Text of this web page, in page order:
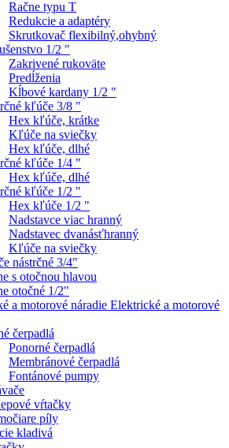
Račne typu T
Redukcie a adaptéry
Skrutkovač flexibilný,ohybný
1/2 "
Zakrivené rukoväte
Predĺženia
Kĺbové kardany 1/2 "
kľúče 3/8 "
Hex kľúče, krátke
Kľúče na sviečky
Hex kľúče, dlhé
kľúče 1/4 "
Hex kľúče, dlhé
kľúče 1/2 "
Hex kľúče 1/2 "
Nadstavce viac hranný
Nadstavec dvanásťhranný
Kľúče na sviečky
nástrčné 3/4"
s otočnou hlavou
otočné 1/2"
Elektrické a motorové
čerpadlá
Ponorné čerpadlá
Membránové čerpadlá
Fontánové pumpy
vŕtačky
píly
kladivá